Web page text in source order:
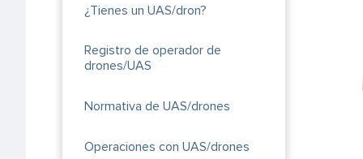
navegación
¿Tienes un UAS/dron?
Registro de operador de
drones/UAS
Normativa de UAS/drones
Operaciones con UAS/drones